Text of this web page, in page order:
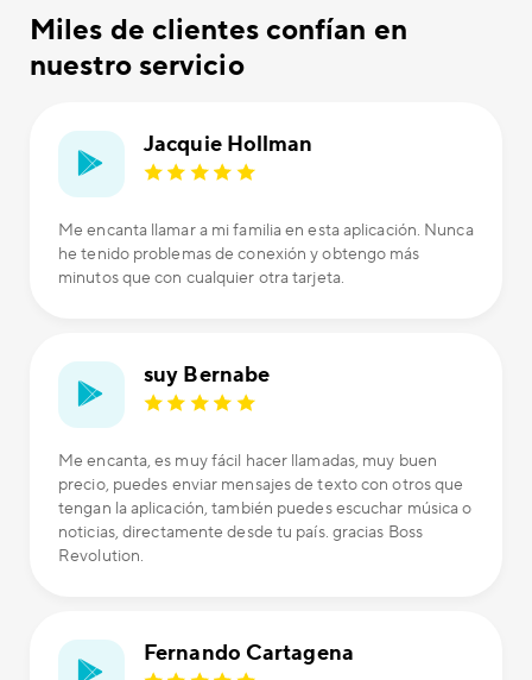
Miles de clientes confían en
nuestro servicio
Jacquie Hollman
Me encanta llamar a mi familia en esta aplicación. Nunca
he tenido problemas de conexión y obtengo más
minutos que con cualquier otra tarjeta.
suy Bernabe
Me encanta, es muy fácil hacer llamadas, muy buen
precio, puedes enviar mensajes de texto con otros que
tengan la aplicación, también puedes escuchar música o
noticias, directamente desde tu país. gracias Boss
Revolution.
Fernando Cartagena